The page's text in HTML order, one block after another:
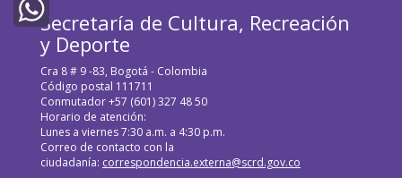
Twitter
WhatsApp
Secretaría de Cultura, Recreación
y Deporte
Cra 8 # 9 -83, Bogotá - Colombia
Código postal 111711
Conmutador +57 (601) 327 48 50
Horario de atención:
Lunes a viernes 7:30 a.m. a 4:30 p.m.
Correo de contacto con la
ciudadanía: correspondencia.externa@scrd.gov.co